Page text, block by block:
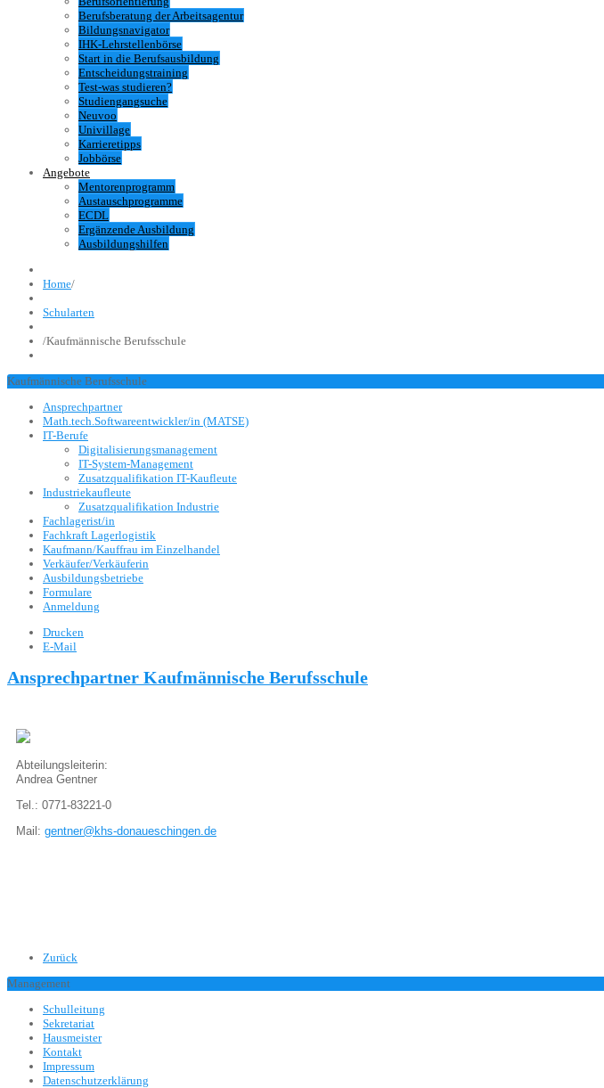
Berufsberatung der Arbeitsagentur
Bildungsnavigator
IHK-Lehrstellenbörse
Start in die Berufsausbildung
Entscheidungstraining
Test-was studieren?
Studiengangsuche
Neuvoo
Univillage
Karrieretipps
Jobbörse
Angebote
Mentorenprogramm
Austauschprogramme
ECDL
Ergänzende Ausbildung
Ausbildungshilfen
Home/
Schularten
/Kaufmännische Berufsschule
Kaufmännische Berufsschule
Ansprechpartner
Math.tech.Softwareentwickler/in (MATSE)
IT-Berufe
Digitalisierungsmanagement
IT-System-Management
Zusatzqualifikation IT-Kaufleute
Industriekaufleute
Zusatzqualifikation Industrie
Fachlagerist/in
Fachkraft Lagerlogistik
Kaufmann/Kauffrau im Einzelhandel
Verkäufer/Verkäuferin
Ausbildungsbetriebe
Formulare
Anmeldung
Drucken
E-Mail
Ansprechpartner Kaufmännische Berufsschule
Abteilungsleiterin:
Andrea Gentner
Tel.: 0771-83221-0
Mail: gentner@khs-donaueschingen.de
Zurück
Management
Schulleitung
Sekretariat
Hausmeister
Kontakt
Impressum
Datenschutzerklärung